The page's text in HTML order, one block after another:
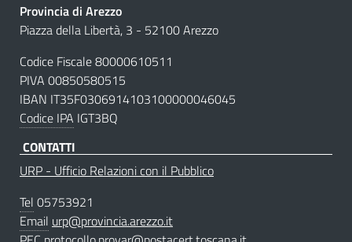
Provincia di Arezzo
Piazza della Libertà, 3 - 52100 Arezzo
Codice Fiscale 80000610511
PIVA 00850580515
IBAN IT35F0306914103100000046045
Codice IPA IGT3BQ
CONTATTI
URP - Ufficio Relazioni con il Pubblico
Tel 05753921
Email urp@provincia.arezzo.it